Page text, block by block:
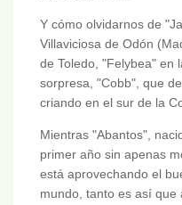
Y cómo olvidarnos de
Villaviciosa de Odón
de Toledo, "Felybea" en
sorpresa, "Cobb", que
criando en el sur de la
Mientras "Abantos",
primer año sin apenas
está aprovechando el
mundo, tanto es así que